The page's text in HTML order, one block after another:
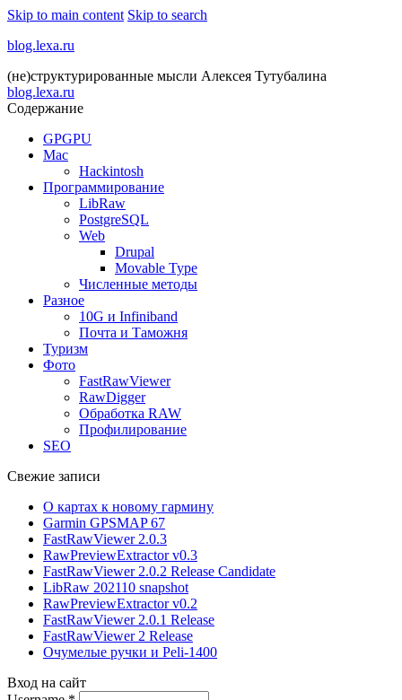
Skip to main content Skip to search
blog.lexa.ru
(не)структурированные мысли Алексея Тутубалина
blog.lexa.ru
Содержание
GPGPU
Mac
Hackintosh
Программирование
LibRaw
PostgreSQL
Web
Drupal
Movable Type
Численные методы
Разное
10G и Infiniband
Почта и Таможня
Туризм
Фото
FastRawViewer
RawDigger
Обработка RAW
Профилирование
SEO
Свежие записи
О картах к новому гармину
Garmin GPSMAP 67
FastRawViewer 2.0.3
RawPreviewExtractor v0.3
FastRawViewer 2.0.2 Release Candidate
LibRaw 202110 snapshot
RawPreviewExtractor v0.2
FastRawViewer 2.0.1 Release
FastRawViewer 2 Release
Очумелые ручки и Peli-1400
Вход на сайт